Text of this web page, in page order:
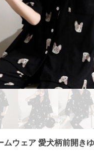
ムウェア 愛犬柄前開き